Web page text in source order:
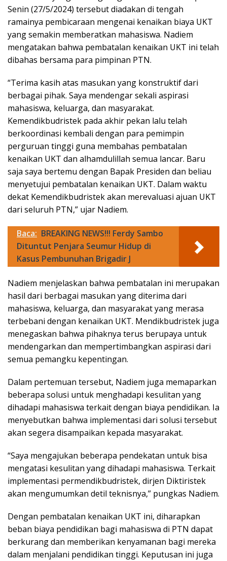
Senin (27/5/2024) tersebut diadakan di tengah
ramainya pembicaraan mengenai kenaikan biaya UKT
yang semakin memberatkan mahasiswa. Nadiem
mengatakan bahwa pembatalan kenaikan UKT ini telah
dibahas bersama para pimpinan PTN.
“Terima kasih atas masukan yang konstruktif dari
berbagai pihak. Saya mendengar sekali aspirasi
mahasiswa, keluarga, dan masyarakat.
Kemendikbudristek pada akhir pekan lalu telah
berkoordinasi kembali dengan para pemimpin
perguruan tinggi guna membahas pembatalan
kenaikan UKT dan alhamdulillah semua lancar. Baru
saja saya bertemu dengan Bapak Presiden dan beliau
menyetujui pembatalan kenaikan UKT. Dalam waktu
dekat Kemendikbudristek akan merevaluasi ajuan UKT
dari seluruh PTN,” ujar Nadiem.
Baca: BREAKING NEWS!!! Ferdy Sambo
Dituntut Penjara Seumur Hidup di
Kasus Pembunuhan Brigadir J
Nadiem menjelaskan bahwa pembatalan ini merupakan
hasil dari berbagai masukan yang diterima dari
mahasiswa, keluarga, dan masyarakat yang merasa
terbebani dengan kenaikan UKT. Mendikbudristek juga
menegaskan bahwa pihaknya terus berupaya untuk
mendengarkan dan mempertimbangkan aspirasi dari
semua pemangku kepentingan.
Dalam pertemuan tersebut, Nadiem juga memaparkan
beberapa solusi untuk menghadapi kesulitan yang
dihadapi mahasiswa terkait dengan biaya pendidikan. Ia
menyebutkan bahwa implementasi dari solusi tersebut
akan segera disampaikan kepada masyarakat.
“Saya mengajukan beberapa pendekatan untuk bisa
mengatasi kesulitan yang dihadapi mahasiswa. Terkait
implementasi permendikbudristek, dirjen Diktiristek
akan mengumumkan detil teknisnya,” pungkas Nadiem.
Dengan pembatalan kenaikan UKT ini, diharapkan
beban biaya pendidikan bagi mahasiswa di PTN dapat
berkurang dan memberikan kenyamanan bagi mereka
dalam menjalani pendidikan tinggi. Keputusan ini juga